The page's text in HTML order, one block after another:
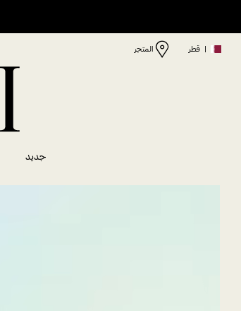
| قطر المتجر
جديد